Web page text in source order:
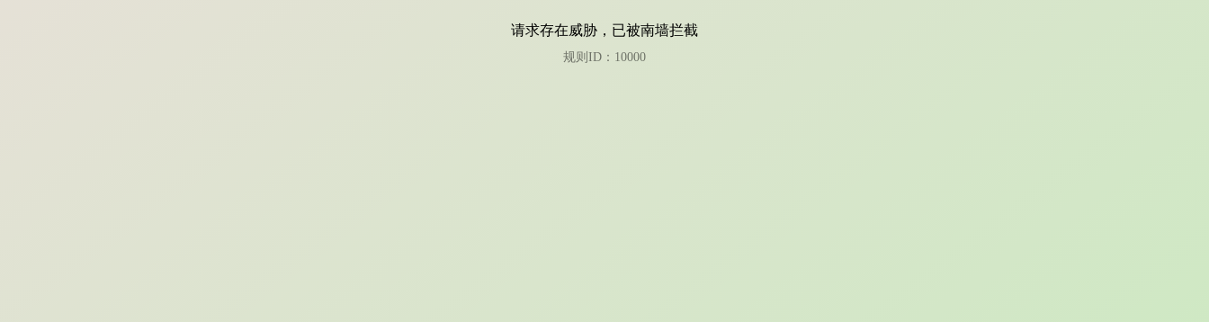
请求存在威胁，已被南墙拦截
规则ID：10000